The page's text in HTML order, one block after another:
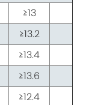
≥13
≥13.2
≥13.4
≥13.6
≥12.4